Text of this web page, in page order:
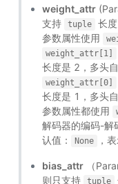
weight_attr
支持
tuple
长
参数属性使用
weight_attr[1]
长度是 2，多头
weight_attr[0]
长度是 1，多头
参数属性都使用
解码器的编码-解
认值：
None ，
bias_attr （
则只支持
tuple